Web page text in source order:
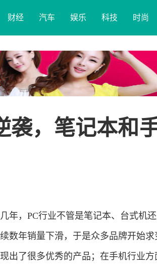
财经 汽车 娱乐 科技 时尚
袭，笔记本和
年，PC行业不管是笔记本、台式机
数年销量下滑，于是众多品牌开始
出了很多优秀的产品；在手机行业